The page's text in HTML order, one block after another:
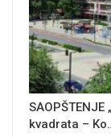
kvadrata –